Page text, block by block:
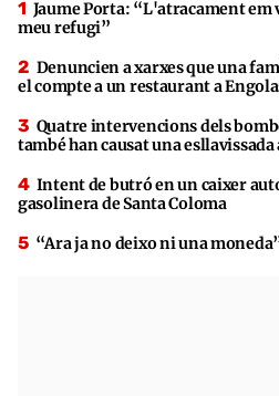
Jaume Porta: “L'atracament em
meu refugi”
Denuncien a xarxes que una
el compte a un restaurant a
Quatre intervencions dels
també han causat una esllavissada
Intent de butró en un caixer
gasolinera de Santa Coloma
“Ara ja no deixo ni una